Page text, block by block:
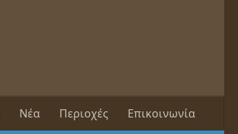
Νέα Περιοχές Επικοινωνία